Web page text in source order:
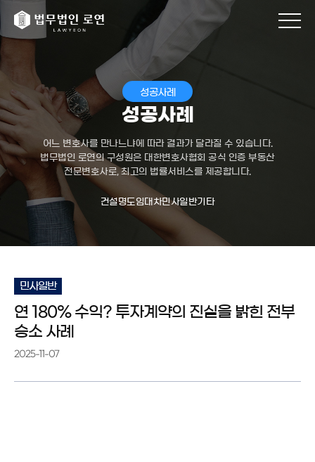
성공사례
성공사례
어느 변호사를 만나느냐에 따라 결과가 달라질 수 있습니다.
법무법인 로연의 구성원은 대한변호사협회 공식 인증 부동산
전문변호사로, 최고의 법률서비스를 제공합니다.
건설명도임대차민사일반기타
민사일반
연 180% 수익? 투자계약의 진실을 밝힌 전부
승소 사례
2025-11-07